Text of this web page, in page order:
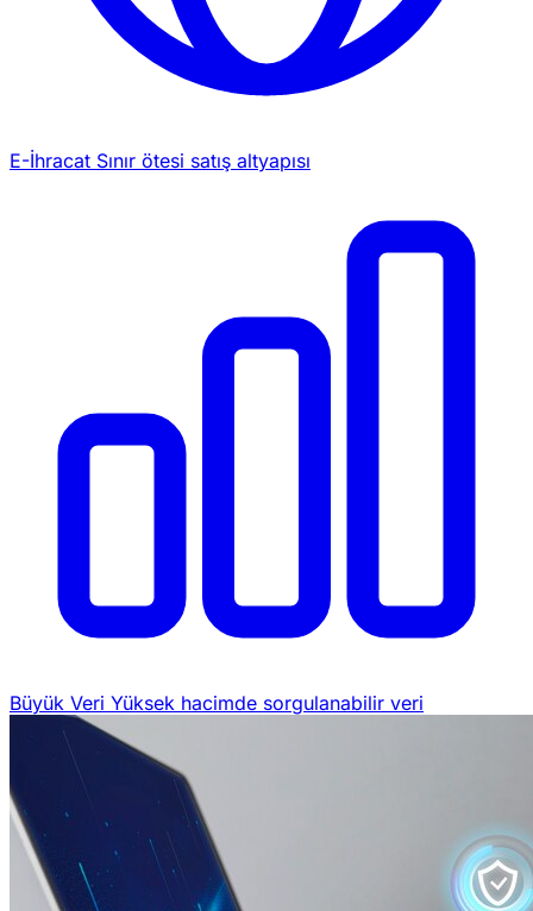
E-İhracat Sınır ötesi satış altyapısı
Büyük Veri Yüksek hacimde sorgulanabilir veri